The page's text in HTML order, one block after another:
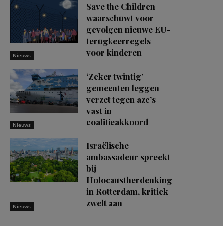
Nieuws
Save the Children
waarschuwt voor
gevolgen nieuwe EU-
terugkeerregels
voor kinderen
Nieuws
‘Zeker twintig’
gemeenten leggen
verzet tegen azc’s
vast in
coalitieakkoord
Nieuws
Israëlische
ambassadeur spreekt
bij
Holocaustherdenking
in Rotterdam, kritiek
zwelt aan